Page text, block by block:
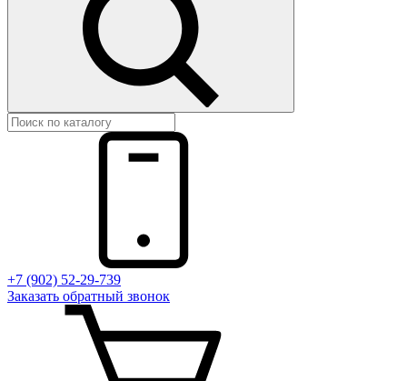
+7 (902) 52-29-739
Заказать обратный звонок